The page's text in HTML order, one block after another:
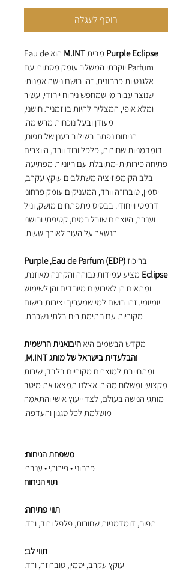
הוסף לעגלה
Purple Eclipse מביתM.INT
הוא Eau de
Parfum יוקרתי המשלב עומק מסתורי עם
אלגנטיות פרחונית. זהו בושם נישה אמנותי
שנוצר עבור מי שמחפש ניחוח ייחודי, עשיר
ומלא אופי, המצליח להיות בו זמנית חושני,
מעודן ובעל נוכחות מרשימה.
הניחוח נפתח בשילוב רענן של תפוח,
דומדמניות שחורות, פלפל ורוד וורד, היוצרים
פתיחה פירותית-מתובלת עם חיוניות מפתיעה.
בלב הקומפוזיציה משתלבים עוקץ עקרב,
יסמין, טוברוזה וורד, המעניקים עומק פרחוני
דרמטי וייחודי. בבסיס מתפתחים מושק, וניל
וענבר, היוצרים שובל חמים, קטיפתי וחושני
הנשאר על העור לאורך שעות.
בריכוז Eau de Parfum (EDP)
, ‏
Purple
Eclipse מציע עמידות גבוהה והקרנה מאוזנת,
ומתאים הן לאירועים מיוחדים והן לשימוש
יומיומי. זהו בושם למי שמעריך יצירות בישום
מקוריות עם חתימת ריח בלתי נשכחת.
מקדש הבשמים היאהיבואנית הרשמית
והבלעדית בישראל של מותג M.INT
,
ומתחייבת למוצרים מקוריים בלבד, שירות
מקצועי ומשלוח מהיר. אצלנו תמצאו את מיטב
מותגי הנישה בעולם, לצד ייעוץ אישי והתאמה
מושלמת לכל סגנון והעדפה.
משפחת הניחוח:
פרחוני • פירותי • ענברי
תווי הניחוח
תווי פתיחה:
תפוח, דומדמניות שחורות, פלפל ורוד, ורד.
תווי לב:
עוקץ עקרב, יסמין, טוברוזה, ורד.